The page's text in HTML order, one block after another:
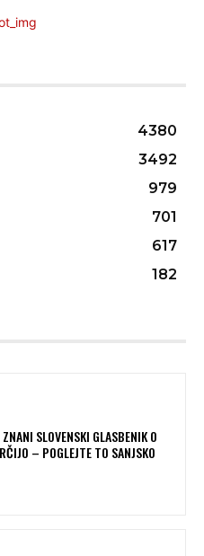
4380
3492
979
701
617
182
SLOVENSKI GLASBENIK O
– POGLEJTE TO SANJSKO